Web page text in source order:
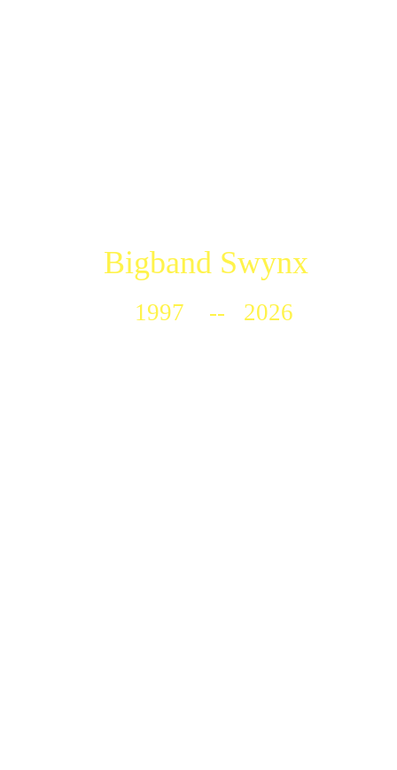
Bigband Swynx
1997 -- 2026